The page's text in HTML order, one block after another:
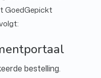
GoedGepickt
bestelling.